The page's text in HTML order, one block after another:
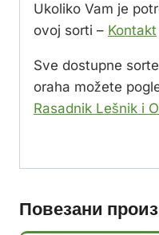
Ukoliko Vam je
ovoj sorti – Kontakt
Sve dostupne
oraha možete
Rasadnik Lešnik i
Повезани